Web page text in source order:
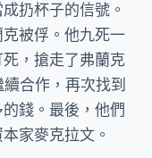
扔杯子的信號。
被俘。他九死一
，搶走了弗蘭克
合作，再次找到
錢。最後，他們
家麥克拉文。